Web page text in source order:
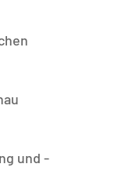
und -